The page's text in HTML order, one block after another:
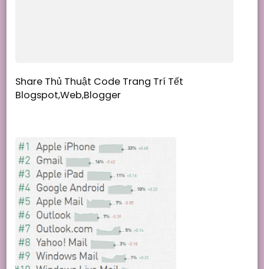
Share Thủ Thuật Code Trang Trí Tết
Blogspot,Web,Blogger